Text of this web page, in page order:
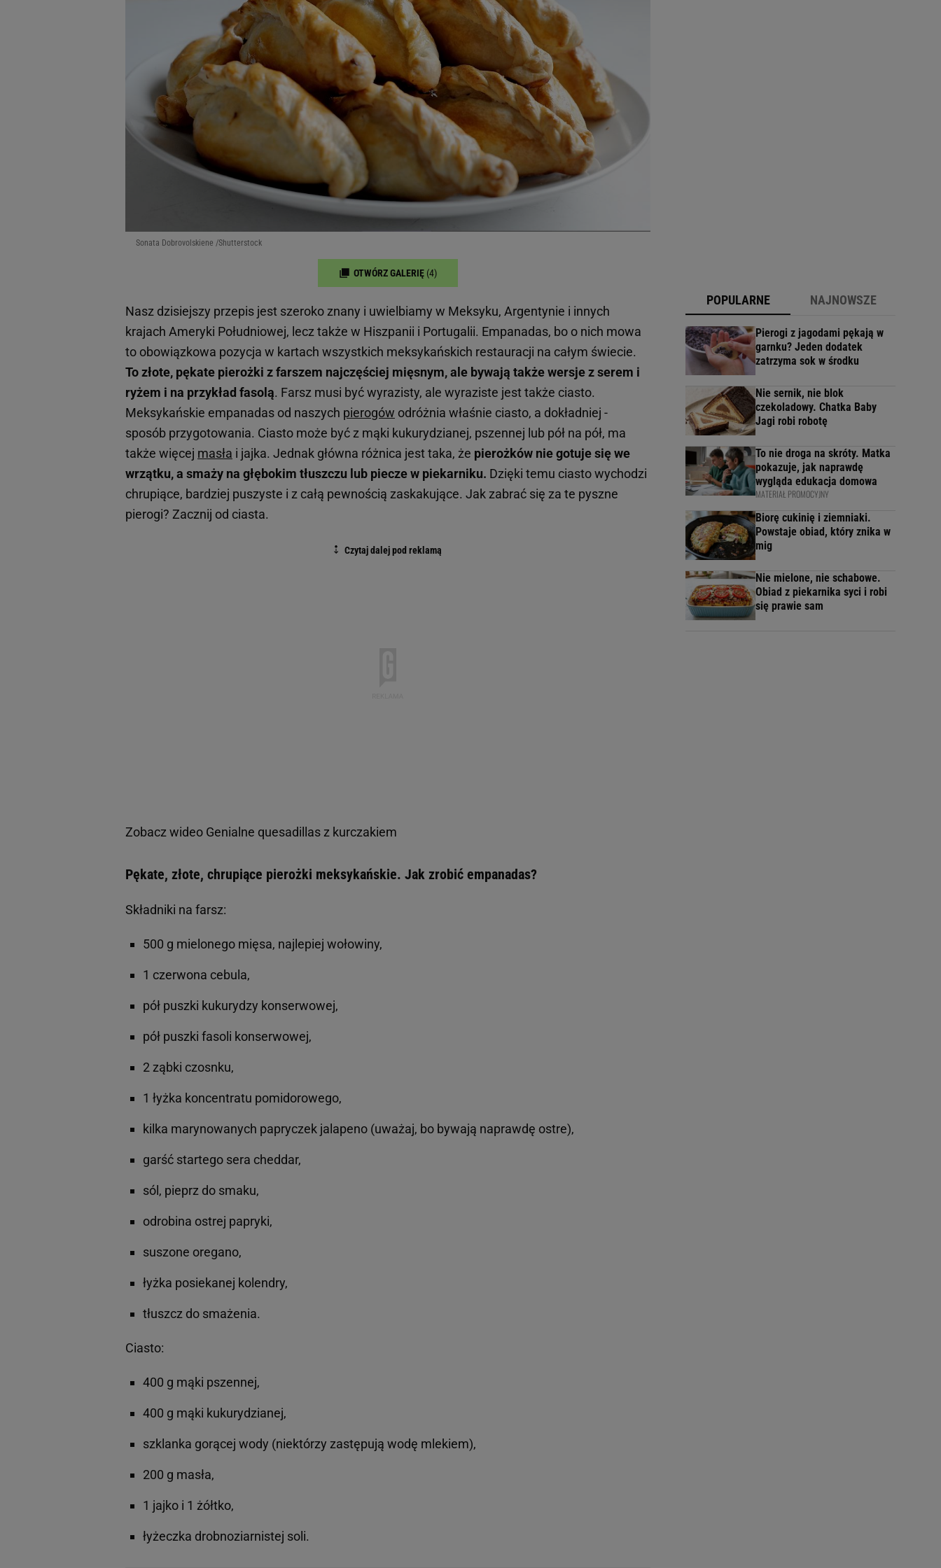
Sonata Dobrovolskiene /Shutterstock
OTWÓRZ GALERIĘ (4)
Nasz dzisiejszy przepis jest szeroko znany i uwielbiamy w Meksyku, Argentynie i innych
krajach Ameryki Południowej, lecz także w Hiszpanii i Portugalii. Empanadas, bo o nich mowa
to obowiązkowa pozycja w kartach wszystkich meksykańskich restauracji na całym świecie.
To złote, pękate pierożki z farszem najczęściej mięsnym, ale bywają także wersje z serem i
ryżem i na przykład fasolą. Farsz musi być wyrazisty, ale wyraziste jest także ciasto.
Meksykańskie empanadas od naszych pierogów odróżnia właśnie ciasto, a dokładniej -
sposób przygotowania. Ciasto może być z mąki kukurydzianej, pszennej lub pół na pół, ma
także więcej masła i jajka. Jednak główna różnica jest taka, że pierożków nie gotuje się we
wrzątku, a smaży na głębokim tłuszczu lub piecze w piekarniku. Dzięki temu ciasto wychodzi
chrupiące, bardziej puszyste i z całą pewnością zaskakujące. Jak zabrać się za te pyszne
pierogi? Zacznij od ciasta.
Zobacz wideo Genialne quesadillas z kurczakiem
Pękate, złote, chrupiące pierożki meksykańskie. Jak zrobić empanadas?
Składniki na farsz:
500 g mielonego mięsa, najlepiej wołowiny,
1 czerwona cebula,
pół puszki kukurydzy konserwowej,
pół puszki fasoli konserwowej,
2 ząbki czosnku,
1 łyżka koncentratu pomidorowego,
kilka marynowanych papryczek jalapeno (uważaj, bo bywają naprawdę ostre),
garść startego sera cheddar,
sól, pieprz do smaku,
odrobina ostrej papryki,
suszone oregano,
łyżka posiekanej kolendry,
tłuszcz do smażenia.
Ciasto:
400 g mąki pszennej,
400 g mąki kukurydzianej,
szklanka gorącej wody (niektórzy zastępują wodę mlekiem),
200 g masła,
1 jajko i 1 żółtko,
łyżeczka drobnoziarnistej soli.
POPULARNE NAJNOWSZE
Pierogi z jagodami pękają w
garnku? Jeden dodatek
zatrzyma sok w środku
Nie sernik, nie blok
czekoladowy. Chatka Baby
Jagi robi robotę
To nie droga na skróty. Matka
pokazuje, jak naprawdę
wygląda edukacja domowa
MATERIAŁ PROMOCYJNY
Biorę cukinię i ziemniaki.
Powstaje obiad, który znika w
mig
Nie mielone, nie schabowe.
Obiad z piekarnika syci i robi
się prawie sam